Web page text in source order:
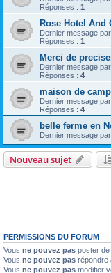
Réponses : 1
Rose Hotel And
Dernier message par
Réponses : 1
Merci de
Dernier message par
Réponses : 4
maison de
Dernier message par
Réponses : 4
belle ferme en
Dernier message par
Nouveau sujet
PERMISSIONS DU FORUM
Vous ne pouvez pas poster
Vous ne pouvez pas répondre
Vous ne pouvez pas modifier